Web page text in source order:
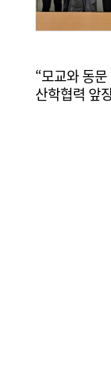
“모교와 동
산학협력 앞